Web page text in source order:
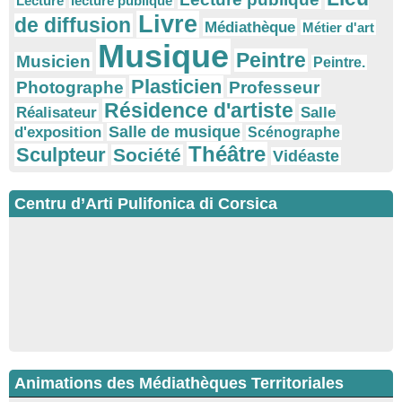
de diffusion Livre Médiathèque Métier d'art
Musicien Musique Peintre Peintre.
Photographe Plasticien Professeur
Réalisateur Résidence d'artiste Salle
d'exposition Salle de musique Scénographe
Sculpteur Société Théâtre Vidéaste
Centru d’Arti Pulifonica di Corsica
Animations des Médiathèques Territoriales